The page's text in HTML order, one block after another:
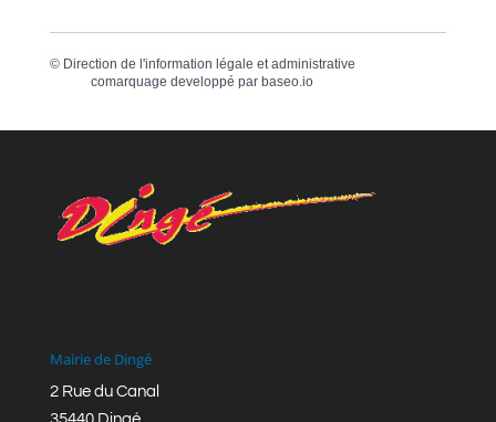
© Direction de l'information légale et administrative
comarquage developpé par baseo.io
Mairie de Dingé
2 Rue du Canal